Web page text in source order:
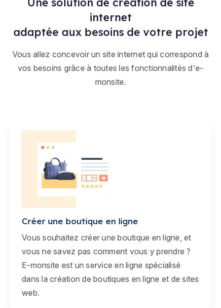
internet
adaptée aux besoins de votre projet
Vous allez concevoir un site internet qui correspond à
vos besoins grâce à toutes les fonctionnalités d'e-
monsite.
Créer une boutique en ligne
Vous souhaitez créer une boutique en ligne, et
vous ne savez pas comment vous y prendre ?
E-monsite est un service en ligne spécialisé
dans la création de boutiques en ligne et de sites
web.